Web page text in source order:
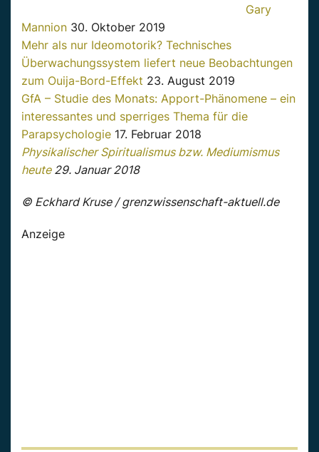
Gary
Mannion 30. Oktober 2019
Mehr als nur Ideomotorik? Technisches
Überwachungssystem liefert neue Beobachtungen
zum Ouija-Bord-Effekt 23. August 2019
GfA – Studie des Monats: Apport-Phänomene – ein
interessantes und sperriges Thema für die
Parapsychologie 17. Februar 2018
Physikalischer Spiritualismus bzw. Mediumismus
heute29. Januar 2018
© Eckhard Kruse / grenzwissenschaft-aktuell.de
Anzeige